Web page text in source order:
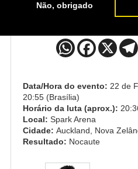
Não, obrigado
Jalin Turner x
Data/Hora do evento: 22 de
20:55 (Brasília)
Horário da luta (aprox.):
Local: Spark Arena
Cidade: Auckland, Nova
Resultado: Nocaute